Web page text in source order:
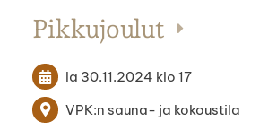
Pikkujoulut
la 30.11.2024 klo 17
VPK:n sauna- ja kokoustila